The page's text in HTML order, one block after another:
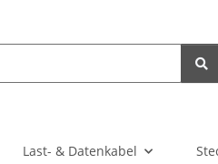
Last- & Datenkabel